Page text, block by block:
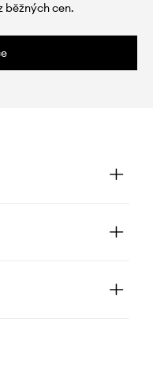
běžných cen.